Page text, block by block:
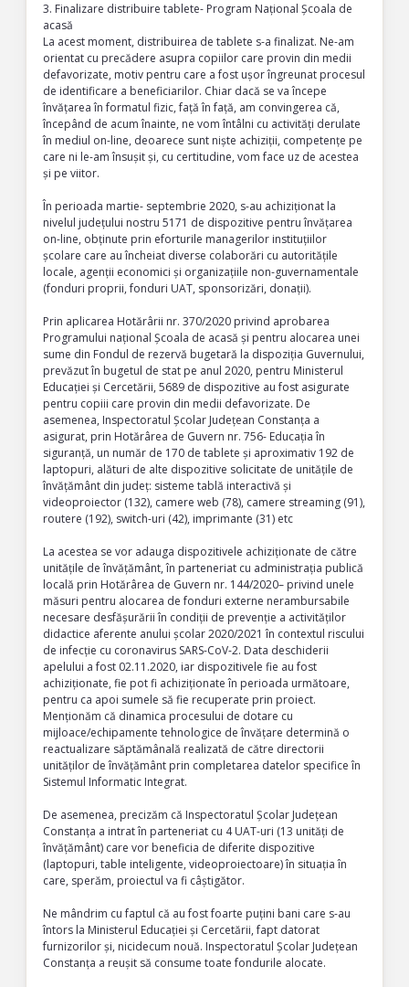
3. Finalizare distribuire tablete- Program Național Școala de
acasă
La acest moment, distribuirea de tablete s-a finalizat. Ne-am
orientat cu precădere asupra copiilor care provin din medii
defavorizate, motiv pentru care a fost ușor îngreunat procesul
de identificare a beneficiarilor. Chiar dacă se va începe
învățarea în formatul fizic, față în față, am convingerea că,
începând de acum înainte, ne vom întâlni cu activități derulate
în mediul on-line, deoarece sunt niște achiziții, competențe pe
care ni le-am însușit și, cu certitudine, vom face uz de acestea
și pe viitor.
În perioada martie- septembrie 2020, s-au achiziționat la
nivelul județului nostru 5171 de dispozitive pentru învățarea
on-line, obținute prin eforturile managerilor instituțiilor
școlare care au încheiat diverse colaborări cu autoritățile
locale, agenții economici și organizațiile non-guvernamentale
(fonduri proprii, fonduri UAT, sponsorizări, donații).
Prin aplicarea Hotărârii nr. 370/2020 privind aprobarea
Programului național Școala de acasă și pentru alocarea unei
sume din Fondul de rezervă bugetară la dispoziția Guvernului,
prevăzut în bugetul de stat pe anul 2020, pentru Ministerul
Educației și Cercetării, 5689 de dispozitive au fost asigurate
pentru copiii care provin din medii defavorizate. De
asemenea, Inspectoratul Școlar Județean Constanța a
asigurat, prin Hotărârea de Guvern nr. 756- Educația în
siguranță, un număr de 170 de tablete și aproximativ 192 de
laptopuri, alături de alte dispozitive solicitate de unitățile de
învățământ din județ: sisteme tablă interactivă și
videoproiector (132), camere web (78), camere streaming (91),
routere (192), switch-uri (42), imprimante (31) etc
La acestea se vor adauga dispozitivele achiziționate de către
unitățile de învățământ, în parteneriat cu administrația publică
locală prin Hotărârea de Guvern nr. 144/2020– privind unele
măsuri pentru alocarea de fonduri externe nerambursabile
necesare desfășurării în condiții de prevenție a activităților
didactice aferente anului școlar 2020/2021 în contextul riscului
de infecție cu coronavirus SARS-CoV-2. Data deschiderii
apelului a fost 02.11.2020, iar dispozitivele fie au fost
achiziționate, fie pot fi achiziționate în perioada următoare,
pentru ca apoi sumele să fie recuperate prin proiect.
Menționăm că dinamica procesului de dotare cu
mijloace/echipamente tehnologice de învățare determină o
reactualizare săptămânală realizată de către directorii
unităților de învățământ prin completarea datelor specifice în
Sistemul Informatic Integrat.
De asemenea, precizăm că Inspectoratul Școlar Județean
Constanța a intrat în parteneriat cu 4 UAT-uri (13 unități de
învățământ) care vor beneficia de diferite dispozitive
(laptopuri, table inteligente, videoproiectoare) în situația în
care, sperăm, proiectul va fi câștigător.
Ne mândrim cu faptul că au fost foarte puțini bani care s-au
întors la Ministerul Educației și Cercetării, fapt datorat
furnizorilor și, nicidecum nouă. Inspectoratul Școlar Județean
Constanța a reușit să consume toate fondurile alocate.